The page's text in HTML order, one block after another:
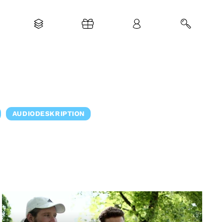
AUDIODESKRIPTION